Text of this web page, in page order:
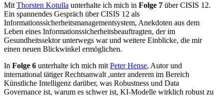
Mit Thorsten Kotulla unterhalte ich mich in Folge 7 über CISIS 12.
Ein spannendes Gespräch über CISIS 12 als
Informationssicherheitsmanagementsystem, Anekdoten aus dem
Leben eines Informationssicherheitsbeauftragten, der im
Gesundheitssektor unterwegs war und weitere Einblicke, die mir
einen neuen Blickwinkel ermöglichen.
In Folge 6 unterhalte ich mich mit Peter Hense, Autor und
international tätiger Rechtsanwalt ,unter anderem im Bereich
Künstliche Intelligenz darüber, was Robustness und Data
Governance ist, warum es schwer ist, KI-Modelle wirklich robust zu